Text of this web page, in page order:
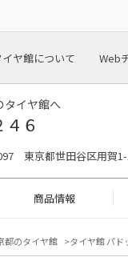
イヤ館について Web
タイヤ館へ
６
東京都世田谷区用賀
商品情報
都のタイヤ館 タイヤ館 パド